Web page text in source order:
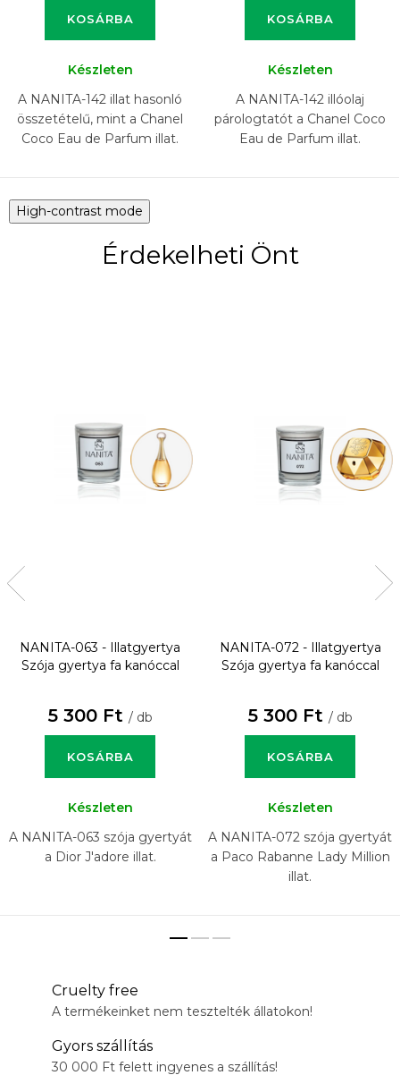
KOSÁRBA
Készleten
A NANITA-142 illat hasonló
összetételű, mint a Chanel
Coco Eau de Parfum illat.
KOSÁRBA
Készleten
A NANITA-142 illóolaj
párologtatót a Chanel Coco
Eau de Parfum illat.
High-contrast mode
Érdekelheti Önt
NANITA-063 - Illatgyertya
Szója gyertya fa kanóccal
5 300 Ft / db
KOSÁRBA
Készleten
A NANITA-063 szója gyertyát
a Dior J'adore illat.
NANITA-072 - Illatgyertya
Szója gyertya fa kanóccal
5 300 Ft / db
KOSÁRBA
Készleten
A NANITA-072 szója gyertyát
a Paco Rabanne Lady Million
illat.
Cruelty free
A termékeinket nem tesztelték állatokon!
Gyors szállítás
30 000 Ft felett ingyenes a szállítás!